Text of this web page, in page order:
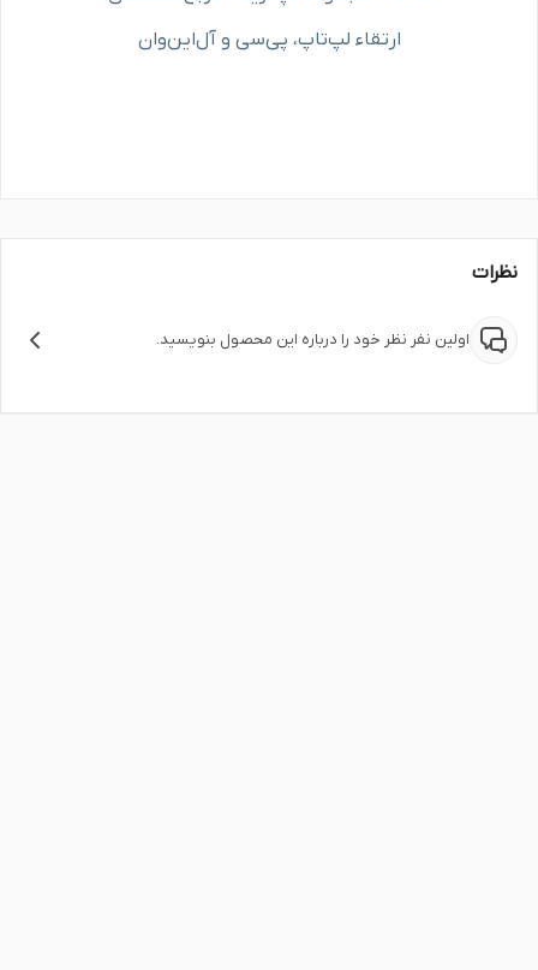
ارتقاء لپ‌تاپ، پی‌سی و آل‌این‌وان
نظرات
اولین نفر نظر خود را درباره این محصول بنویسید.